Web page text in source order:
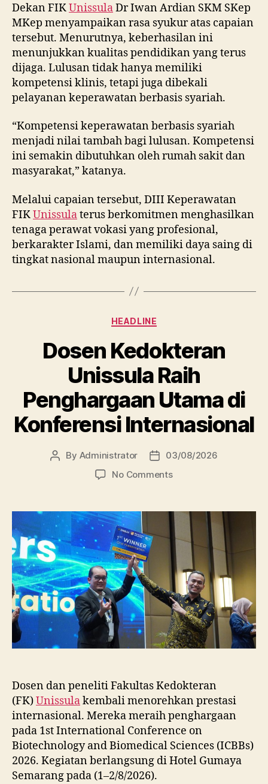
Dekan FIKUnissulaDr Iwan Ardian SKM SKep
MKep menyampaikan rasa syukur atas capaian
tersebut. Menurutnya, keberhasilan ini
menunjukkan kualitas pendidikan yang terus
dijaga. Lulusan tidak hanya memiliki
kompetensi klinis, tetapi juga dibekali
pelayanan keperawatan berbasis syariah.
“Kompetensi keperawatan berbasis syariah
menjadi nilai tambah bagi lulusan. Kompetensi
ini semakin dibutuhkan oleh rumah sakit dan
masyarakat,” katanya.
Melalui capaian tersebut, DIII Keperawatan
FIKUnissulaterus berkomitmen menghasilkan
tenaga perawat vokasi yang profesional,
berkarakter Islami, dan memiliki daya saing di
tingkat nasional maupun internasional.
Categories
HEADLINE
Dosen Kedokteran
Unissula Raih
Penghargaan Utama di
Konferensi Internasional
Post
By Administrator
Post
date
03/08/2026
No Commentson
Unissula
Raih
Penghargaan
Utama
di
Konferensi
Internasional
Dosen dan peneliti Fakultas Kedokteran
(FK)Unissulakembali menorehkan prestasi
internasional. Mereka meraih penghargaan
pada 1st International Conference on
Biotechnology and Biomedical Sciences (ICBBs)
2026. Kegiatan berlangsung di Hotel Gumaya
Semarang pada (1–2/8/2026).